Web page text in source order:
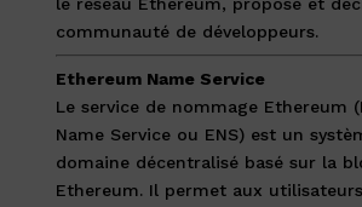
communauté de développeurs.
Ethereum Name Service
Le service de nommage Ethereum
Name Service ou ENS) est un
domaine décentralisé basé sur la
Ethereum. Il permet aux